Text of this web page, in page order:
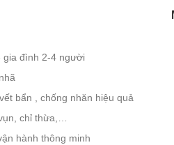
gia đình 2-4 người
bẩn , chống nhăn hiệu quả
chỉ thừa,…
hành thông minh